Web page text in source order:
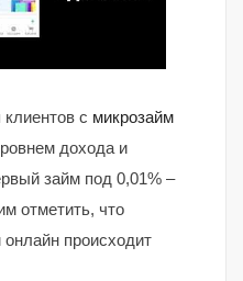
с микрозайм
дохода и
займ под 0,01% –
отметить, что
происходит